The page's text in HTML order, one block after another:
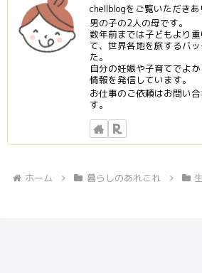
chellblogをご覧いただき
男の子の2人の母です。
数年前までは子どもより
て、世界各地を旅するバ
た。
自分の妊娠や子育てでよ
情報を発信しています。
お仕事のご依頼はお問い
す。
ホーム 暮らしのあれこれ